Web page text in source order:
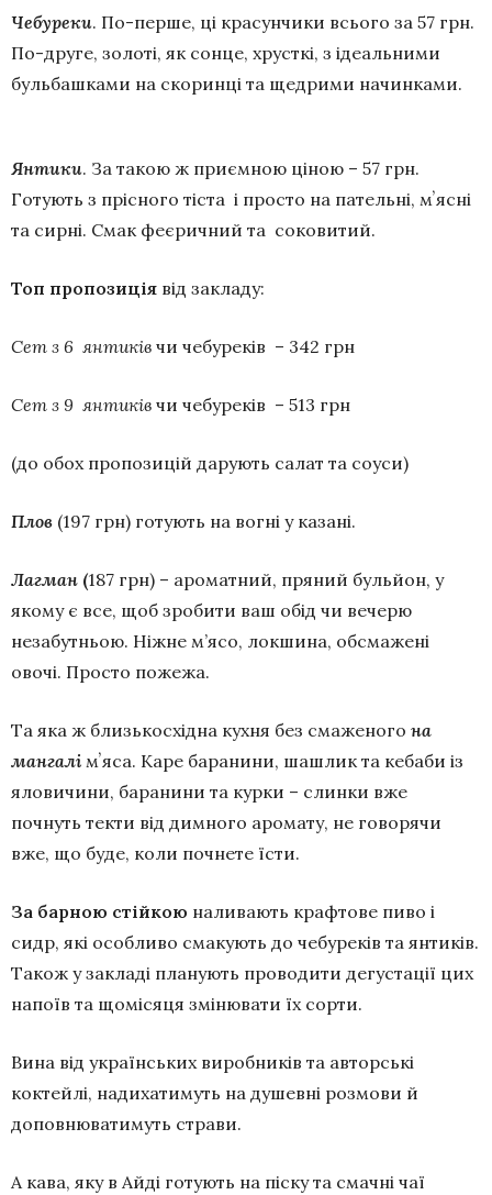
Чебуреки. По-перше, ці красунчики всього за 57 грн.
По-друге, золоті, як сонце, хрусткі, з ідеальними
бульбашками на скоринці та щедрими начинками.
Янтики. За такою ж приємною ціною – 57 грн.
Готують з прісного тіста і просто на пательні, мʼясні
та сирні. Смак феєричний та соковитий.
Топ пропозиція від закладу:
Сет з 6 янтиків чи чебуреків – 342 грн
Сет з 9 янтиків чи чебуреків – 513 грн
(до обох пропозицій дарують салат та соуси)
Плов (197 грн) готують на вогні у казані.
Лагман (187 грн) – ароматний, пряний бульйон, у
якому є все, щоб зробити ваш обід чи вечерю
незабутньою. Ніжне м’ясо, локшина, обсмажені
овочі. Просто пожежа.
Та яка ж близькосхідна кухня без смаженого на
мангалі мʼяса. Каре баранини, шашлик та кебаби із
яловичини, баранини та курки – слинки вже
почнуть текти від димного аромату, не говорячи
вже, що буде, коли почнете їсти.
За барною стійкою наливають крафтове пиво і
сидр, які особливо смакують до чебуреків та янтиків.
Також у закладі планують проводити дегустації цих
напоїв та щомісяця змінювати їх сорти.
Вина від українських виробників та авторські
коктейлі, надихатимуть на душевні розмови й
доповнюватимуть страви.
А кава, яку в Айді готують на піску та смачні чаї